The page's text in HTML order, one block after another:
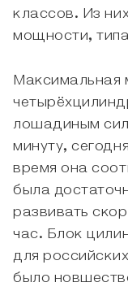
классов. Из
мощности,
Максимальная
лошадиным
минуту,
время она
была
развивать
час. Блок
для
было